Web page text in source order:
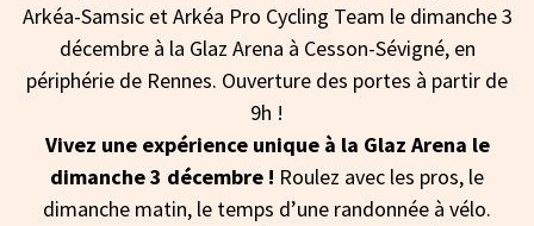
Arkéa-Samsic et Arkéa Pro Cycling Team le dimanche 3
décembre à la Glaz Arena à Cesson-Sévigné, en
périphérie de Rennes. Ouverture des portes à partir de
9h !
Vivez une expérience unique à la Glaz Arena le
dimanche 3 décembre ! Roulez avec les pros, le
dimanche matin, le temps d’une randonnée à vélo.